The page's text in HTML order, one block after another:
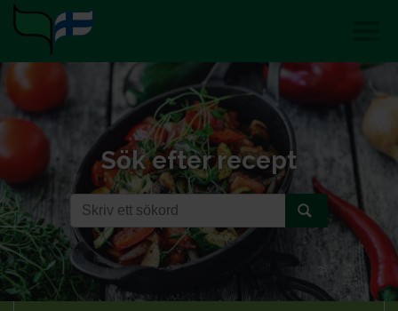
Sök efter recept